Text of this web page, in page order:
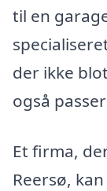
til en
der ikke
også
Et firma,
Reersø,